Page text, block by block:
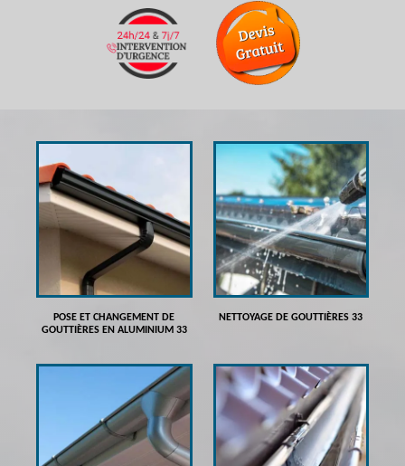
POSE ET CHANGEMENT DE
GOUTTIÈRES EN ALUMINIUM 33
NETTOYAGE DE GOUTTIÈRES 33